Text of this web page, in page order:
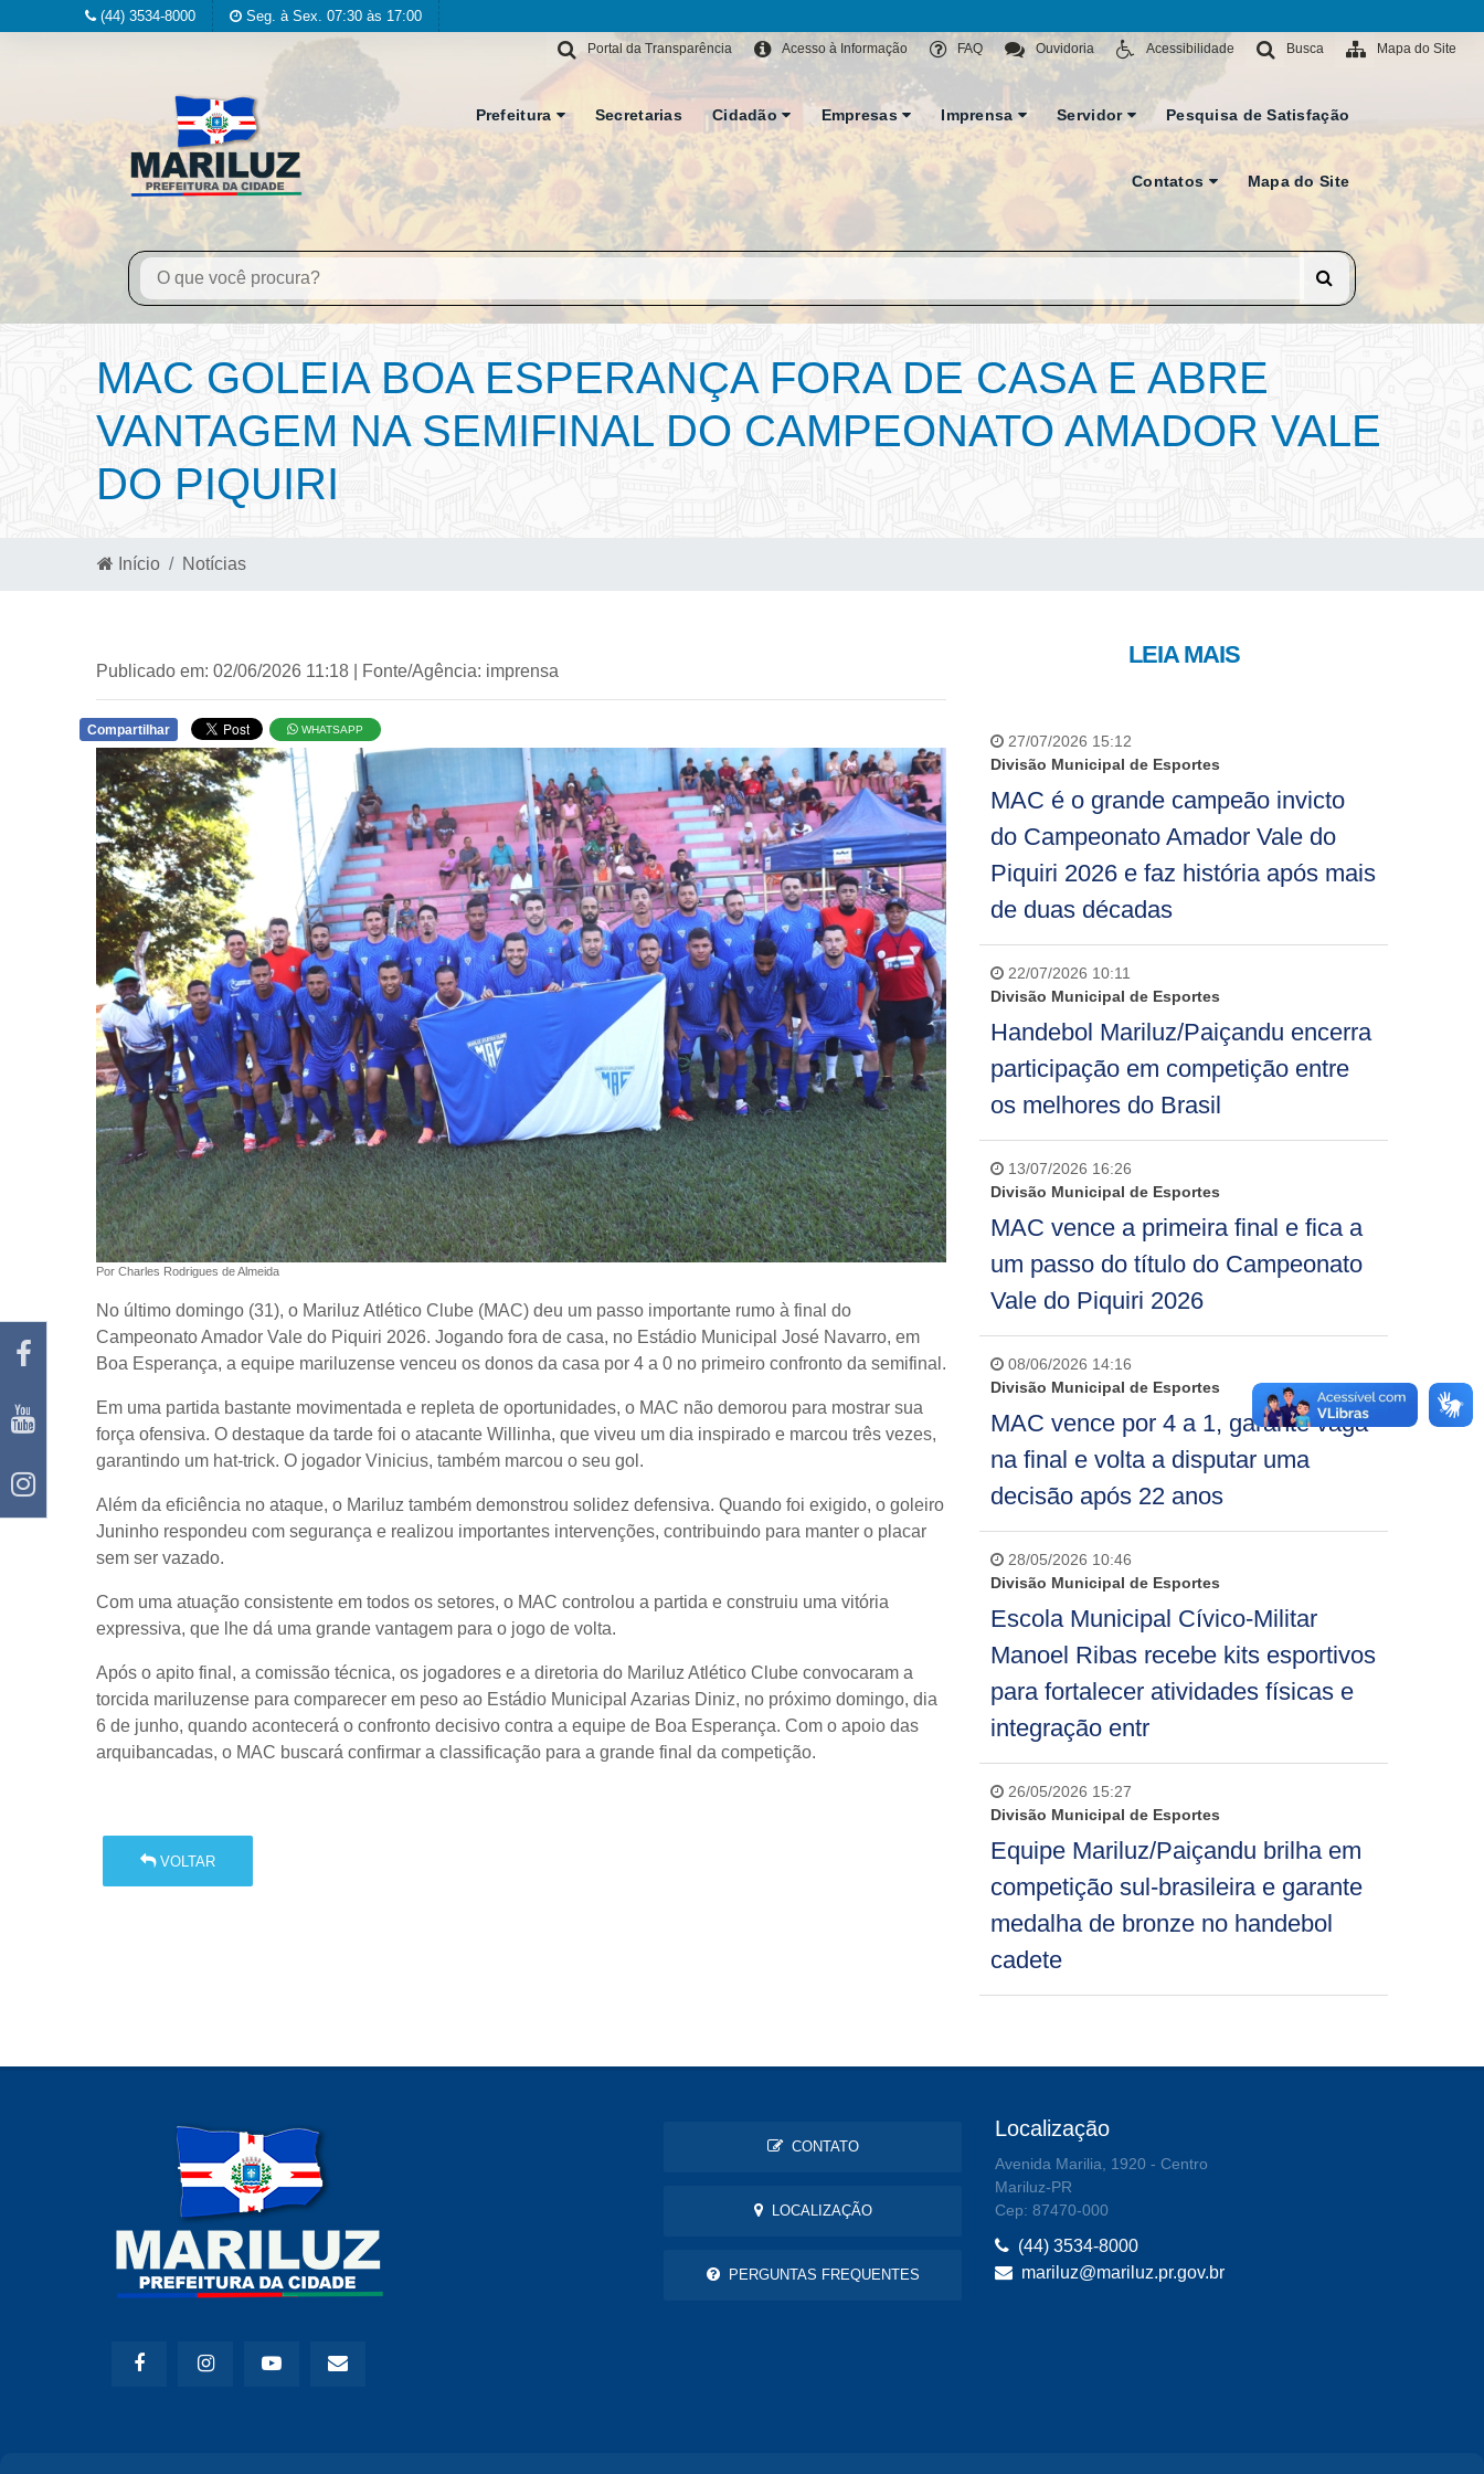
(44) 3534-8000 Seg. à Sex. 07:30 às 17:00
Mapa do Site
Busca
Acessibilidade
Ouvidoria
FAQ
Acesso à Informação
Portal da Transparência
Prefeitura Secretarias Cidadão Empresas Imprensa Servidor Pesquisa de Satisfação
Contatos Mapa do Site
MAC GOLEIA BOA ESPERANÇA FORA DE CASA E ABRE
VANTAGEM NA SEMIFINAL DO CAMPEONATO AMADOR VALE
DO PIQUIRI
Início Notícias
Publicado em: 02/06/2026 11:18 | Fonte/Agência: imprensa
Compartilhar WHATSAPP
Por Charles Rodrigues de Almeida
No último domingo (31), o Mariluz Atlético Clube (MAC) deu um passo importante rumo à final do
Campeonato Amador Vale do Piquiri 2026. Jogando fora de casa, no Estádio Municipal José Navarro, em
Boa Esperança, a equipe mariluzense venceu os donos da casa por 4 a 0 no primeiro confronto da semifinal.
Em uma partida bastante movimentada e repleta de oportunidades, o MAC não demorou para mostrar sua
força ofensiva. O destaque da tarde foi o atacante Willinha, que viveu um dia inspirado e marcou três vezes,
garantindo um hat-trick. O jogador Vinicius, também marcou o seu gol.
Além da eficiência no ataque, o Mariluz também demonstrou solidez defensiva. Quando foi exigido, o goleiro
Juninho respondeu com segurança e realizou importantes intervenções, contribuindo para manter o placar
sem ser vazado.
Com uma atuação consistente em todos os setores, o MAC controlou a partida e construiu uma vitória
expressiva, que lhe dá uma grande vantagem para o jogo de volta.
Após o apito final, a comissão técnica, os jogadores e a diretoria do Mariluz Atlético Clube convocaram a
torcida mariluzense para comparecer em peso ao Estádio Municipal Azarias Diniz, no próximo domingo, dia
6 de junho, quando acontecerá o confronto decisivo contra a equipe de Boa Esperança. Com o apoio das
arquibancadas, o MAC buscará confirmar a classificação para a grande final da competição.
VOLTAR
LEIA MAIS
27/07/2026 15:12
Divisão Municipal de Esportes
MAC é o grande campeão invicto
do Campeonato Amador Vale do
Piquiri 2026 e faz história após mais
de duas décadas
22/07/2026 10:11
Divisão Municipal de Esportes
Handebol Mariluz/Paiçandu encerra
participação em competição entre
os melhores do Brasil
13/07/2026 16:26
Divisão Municipal de Esportes
MAC vence a primeira final e fica a
um passo do título do Campeonato
Vale do Piquiri 2026
08/06/2026 14:16
Divisão Municipal de Esportes
MAC vence por 4 a 1, garante vaga
na final e volta a disputar uma
decisão após 22 anos
28/05/2026 10:46
Divisão Municipal de Esportes
Escola Municipal Cívico-Militar
Manoel Ribas recebe kits esportivos
para fortalecer atividades físicas e
integração entr
26/05/2026 15:27
Divisão Municipal de Esportes
Equipe Mariluz/Paiçandu brilha em
competição sul-brasileira e garante
medalha de bronze no handebol
cadete
CONTATO
LOCALIZAÇÃO
PERGUNTAS FREQUENTES
Localização
Avenida Marilia, 1920 - Centro
Mariluz-PR
Cep: 87470-000
(44) 3534-8000
mariluz@mariluz.pr.gov.br